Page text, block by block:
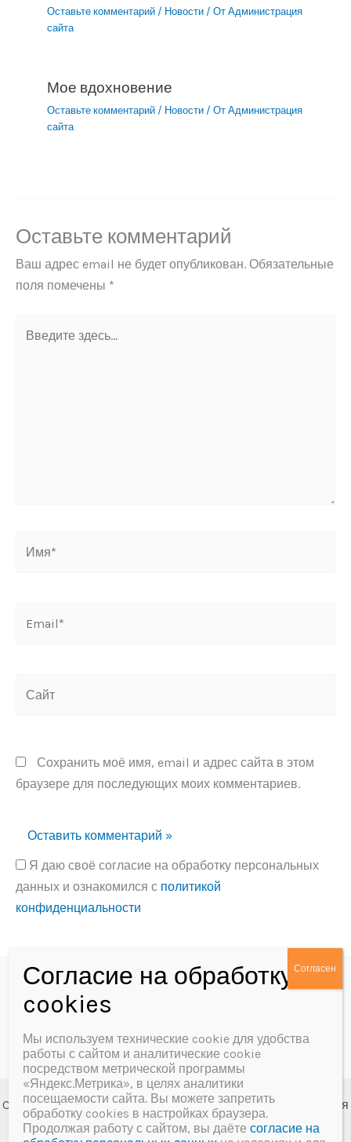
Оставьте комментарий / Новости / От Администрация
сайта
Мое вдохновение
Оставьте комментарий / Новости / От Администрация
сайта
Оставьте комментарий
Ваш адрес email не будет опубликован. Обязательные
поля помечены *
здесь...
Сохранить моё имя, email и адрес сайта в этом
браузере для последующих моих комментариев.
Я даю своё согласие на обработку персональных
данных и ознакомился с политикой
конфиденциальности
Политика конфиденциальности
Copyright © 2026 МБУК «Далматовская межпоселенческая
центральная библиотека им. А.Ф. Мерзлякова»
Мы используем технические cookie для удобства
работы с сайтом и аналитические cookie
посредством метрической программы
«Яндекс.Метрика», в целях аналитики
посещаемости сайта. Вы можете запретить
обработку cookies в настройках браузера.
Продолжая работу с сайтом, вы даётесогласие на